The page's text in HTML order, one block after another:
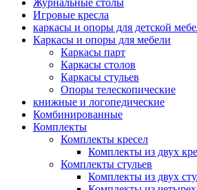
Журнальные столы
Игровые кресла
каркасы и опоры для детской
Каркасы и опоры для мебели
Каркасы парт
Каркасы столов
Каркасы стульев
Опоры телескопические
книжные и логопедические
Комбинированные
Комплекты
Комплекты кресел
Комплекты из двух
Комплекты стульев
Комплекты из двух